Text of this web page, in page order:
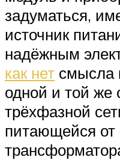
задуматься,
источник
надёжным
как нет смысла
одной и той же
трёхфазной
питающейся от